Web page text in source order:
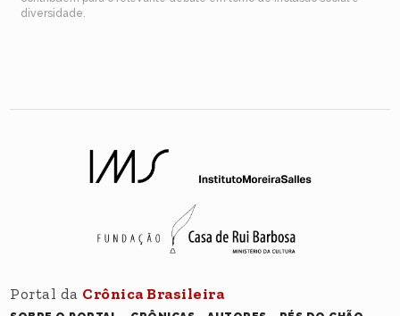
diversidade.
Portal da Crônica Brasileira